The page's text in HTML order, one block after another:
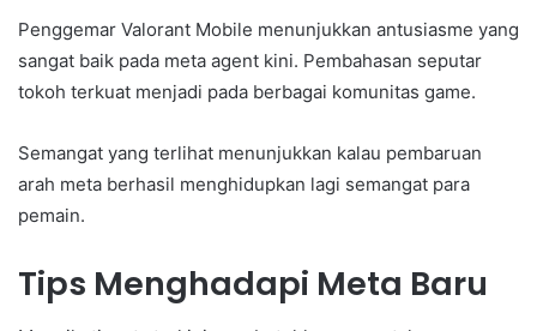
Penggemar Valorant Mobile menunjukkan antusiasme yang
sangat baik pada meta agent kini. Pembahasan seputar
tokoh terkuat menjadi pada berbagai komunitas game.
Semangat yang terlihat menunjukkan kalau pembaruan
arah meta berhasil menghidupkan lagi semangat para
pemain.
Tips Menghadapi Meta Baru